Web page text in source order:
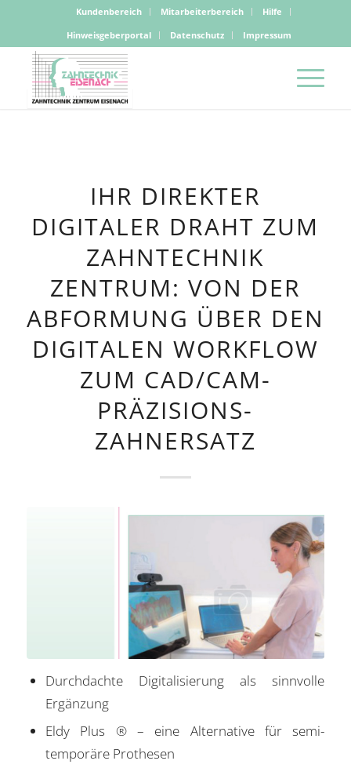
Kundenbereich Mitarbeiterbereich
Hilfe
Hinweisgeberportal
Datenschutz Impressum
IHR DIREKTER
DIGITALER DRAHT ZUM
ZAHNTECHNIK
ZENTRUM: VON DER
ABFORMUNG ÜBER DEN
DIGITALEN WORKFLOW
ZUM CAD/CAM-
PRÄZISIONS-
ZAHNERSATZ
Durchdachte Digitalisierung als sinnvolle
Ergänzung
Eldy Plus ® – eine Alternative für semi-
temporäre Prothesen